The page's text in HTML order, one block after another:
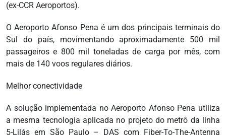
(ex-CCR Aeroportos).
O Aeroporto Afonso Pena é um dos principais terminais do
Sul do país, movimentando aproximadamente 500 mil
passageiros e 800 mil toneladas de carga por mês, com
mais de 140 voos regulares diários.
Melhor conectividade
A solução implementada no Aeroporto Afonso Pena utiliza
a mesma tecnologia aplicada no projeto do metrô da linha
5-Lilás em São Paulo – DAS com Fiber-To-The-Antenna